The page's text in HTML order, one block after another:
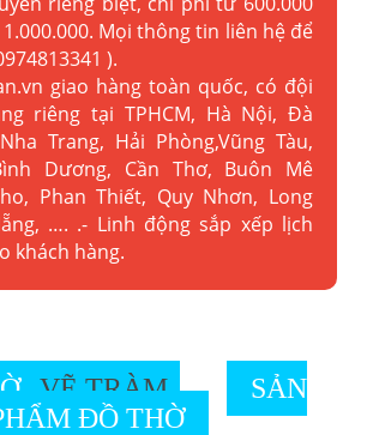
Mọi thông tin liên hệ để
).
giao hàng toàn quốc, có đội
riêng tại TPHCM, Hà Nội, Đà
Trang, Hải Phòng,Vũng Tàu,
Dương, Cần Thơ, Buôn Mê
Phan Thiết, Quy Nhơn, Long
…. .- Linh động sắp xếp lịch
khách hàng.
VẼ TRÀM
SẢN
ĐỒ THỜ